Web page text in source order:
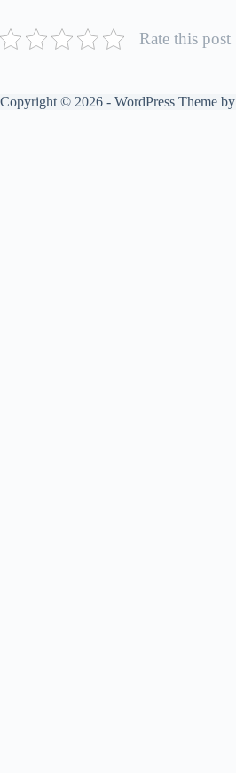
Rate this post
Copyright © 2026 - WordPress Theme by